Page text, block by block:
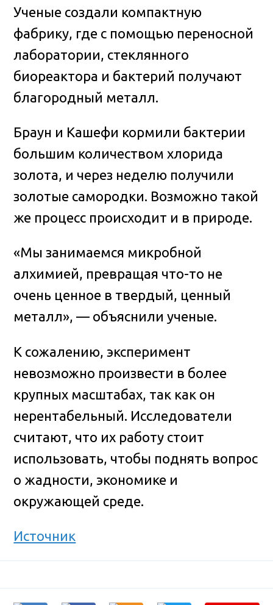
Ученые создали компактную
фабрику, где с помощью переносной
лаборатории, стеклянного
биореактора и бактерий получают
благородный металл.
Браун и Кашефи кормили бактерии
большим количеством хлорида
золота, и через неделю получили
золотые самородки. Возможно такой
же процесс происходит и в природе.
«Мы занимаемся микробной
алхимией, превращая что-то не
очень ценное в твердый, ценный
металл», — объяснили ученые.
К сожалению, эксперимент
невозможно произвести в более
крупных масштабах, так как он
нерентабельный. Исследователи
считают, что их работу стоит
использовать, чтобы поднять вопрос
о жадности, экономике и
окружающей среде.
Источник